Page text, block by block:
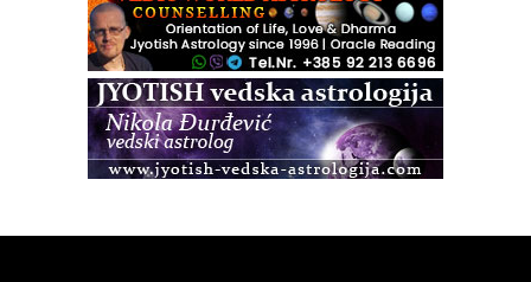
Radionica: Pomagači iz drugih dimenzija Online – otvoreno za
Zagreb+Online
Osnovni ThetaHealing® tečaj, Zagreb i Online
Access BARS®, otpusti stres